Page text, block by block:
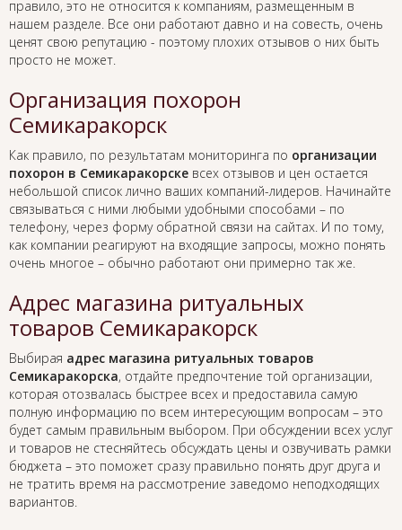
правило, это не относится к компаниям, размещенным в
нашем разделе. Все они работают давно и на совесть, очень
ценят свою репутацию - поэтому плохих отзывов о них быть
просто не может.
Организация похорон
Семикаракорск
Как правило, по результатам мониторинга по организации
похорон в Семикаракорске всех отзывов и цен остается
небольшой список лично ваших компаний-лидеров. Начинайте
связываться с ними любыми удобными способами – по
телефону, через форму обратной связи на сайтах. И по тому,
как компании реагируют на входящие запросы, можно понять
очень многое – обычно работают они примерно так же.
Адрес магазина ритуальных
товаров Семикаракорск
Выбирая адрес магазина ритуальных товаров
Семикаракорска, отдайте предпочтение той организации,
которая отозвалась быстрее всех и предоставила самую
полную информацию по всем интересующим вопросам – это
будет самым правильным выбором. При обсуждении всех услуг
и товаров не стесняйтесь обсуждать цены и озвучивать рамки
бюджета – это поможет сразу правильно понять друг друга и
не тратить время на рассмотрение заведомо неподходящих
вариантов.